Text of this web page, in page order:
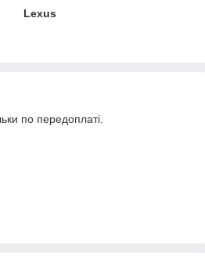
Lexus
по передоплаті.